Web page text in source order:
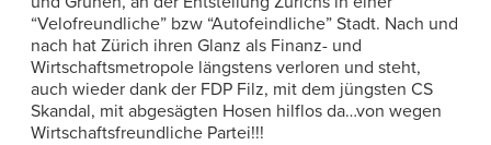
“Velofreundliche” bzw “Autofeindliche” Stadt. Nach und
nach hat Zürich ihren Glanz als Finanz- und
Wirtschaftsmetropole längstens verloren und steht,
auch wieder dank der FDP Filz, mit dem jüngsten CS
Skandal, mit abgesägten Hosen hilflos da…von wegen
Wirtschaftsfreundliche Partei!!!